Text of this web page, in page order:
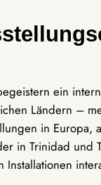
ein
Ländern –
in Europa,
in Trinidad und
Installationen